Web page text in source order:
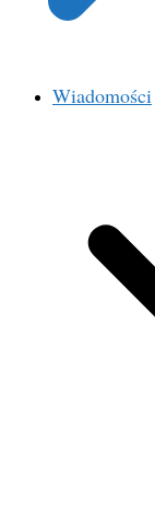
Wiadomości